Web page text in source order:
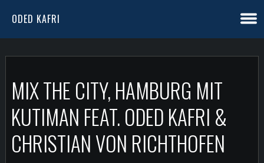
ODED KAFRI
MIX THE CITY, HAMBURG MIT
KUTIMAN FEAT. ODED KAFRI &
CHRISTIAN VON RICHTHOFEN